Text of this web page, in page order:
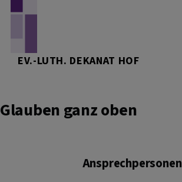
EV.-LUTH. DEKANAT HOF
Glauben ganz oben
Ansprechpersonen